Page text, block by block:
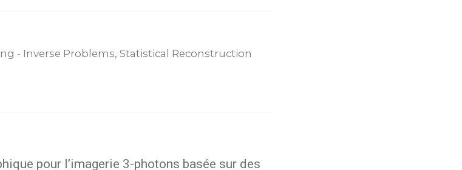
- Inverse Problems, Statistical Reconstruction
pour l’imagerie 3-photons basée sur des